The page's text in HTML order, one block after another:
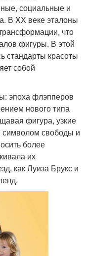
социальные и
В XX веке эталоны
что
фигуры. В этой
стандарты красоты
собой
эпоха флэпперов
нового типа
фигура, узкие
символом свободы и
более
их
как Луиза Брукс и